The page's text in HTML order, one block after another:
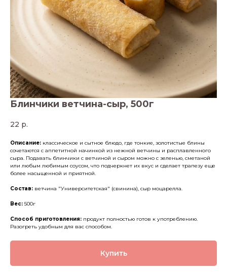
Блинчики ветчина-сыр, 500г
22 р.
Описание: классическое и сытное блюдо, где тонкие, золотистые блины
сочетаются с аппетитной начинкой из нежной ветчины и расплавленного
сыра. Подавать блинчики с ветчиной и сыром можно с зеленью, сметаной
или любым любимым соусом, что подчеркнет их вкус и сделает трапезу еще
более насыщенной и приятной.
Состав: ветчина "Университетская" (свинина), сыр моцарелла.
Вес: 500г
Способ приготовления: продукт полностью готов к употреблению.
Разогреть удобным для вас способом.
Купить